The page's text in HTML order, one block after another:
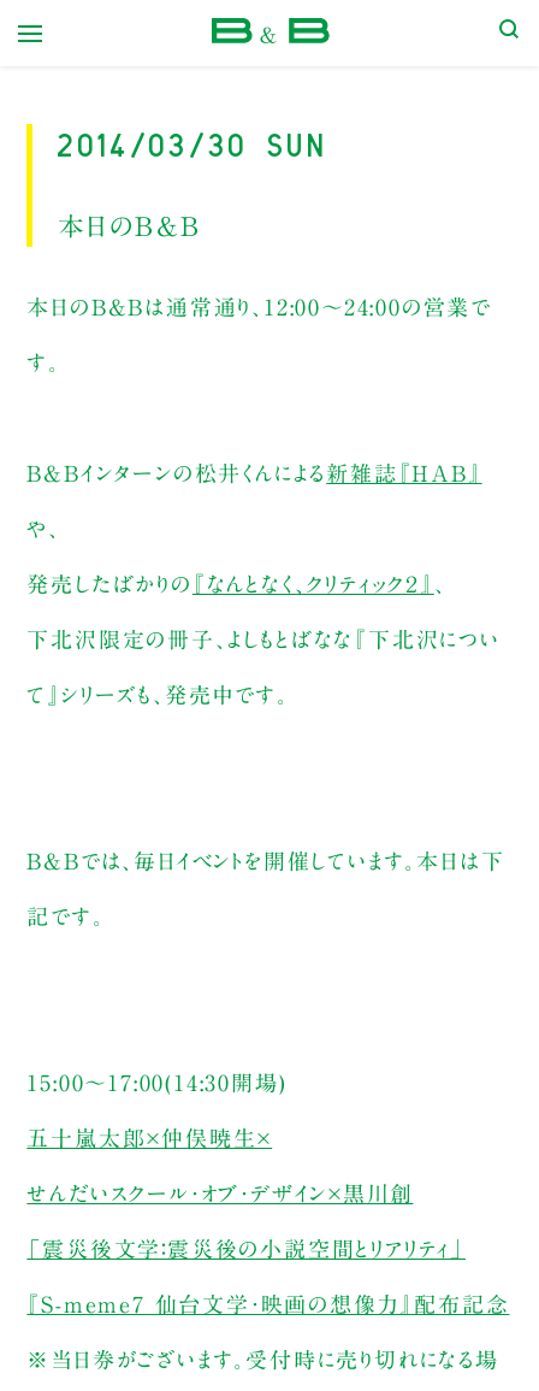
2014/03/30 Sun
本日のB&B
本日のB&Bは通常通り、12:00～24:00の営業で
す。
B&Bインターンの松井くんによる 新雑誌『HAB』
や、
発売したばかりの 『なんとなく、クリティック２』
下北沢限定の冊子、よしもとばなな『下北沢につい
て』シリーズも、発売中です。
B&Bでは、毎日イベントを開催しています。本日は下
記です。
15:00～17:00(14:30開場)
五十嵐太郎×仲俣暁生×
せんだいスクール・オブ・デザイン×黒川創
「震災後文学：震災後の小説空間とリアリティ」
『S-meme7 仙台文学・映画の想像力』配布記念
※当日券がございます。受付時に売り切れになる場